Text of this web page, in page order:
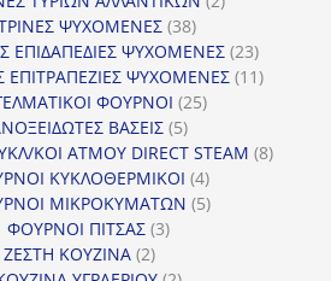
ΨΥΧΟΜΕΝΕΣ 3838
προϊόντα
ΕΠΙΔΑΠΕΔΙΕΣ ΨΥΧΟΜΕΝΕΣ 2323
προϊόντα
ΕΠΙΤΡΑΠΕΖΙΕΣ ΨΥΧΟΜΕΝΕΣ 1111
ΦΟΥΡΝΟΙ 2525
ΒΑΣΕΙΣ 55
προϊόντα
ΚΟΙ ΑΤΜΟΥ DIRECT STEAM 88
ΚΥΚΛΟΘΕΡΜΙΚΟΙ 44
προϊόντα
ΜΙΚΡΟΚΥΜΑΤΩΝ 55
ΦΟΥΡΝΟΙ ΠΙΤΣΑΣ 33
ΖΕΣΤΗ ΚΟΥΖΙΝΑ 22